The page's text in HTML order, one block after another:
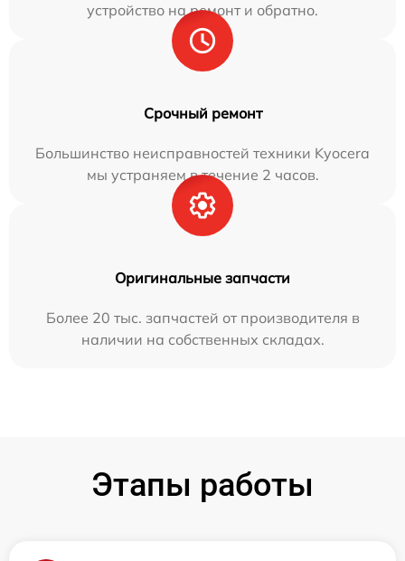
устройство на ремонт и обратно.
Срочный ремонт
Большинство неисправностей техники Kyocera
мы устраняем в течение 2 часов.
Оригинальные запчасти
Более 20 тыс. запчастей от производителя в
наличии на собственных складах.
Этапы работы